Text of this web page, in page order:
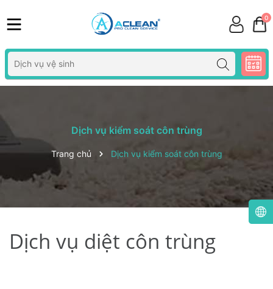
0
Dịch vụ kiểm soát côn trùng
Trang chủ Dịch vụ kiểm soát côn trùng
Dịch vụ diệt côn trùng